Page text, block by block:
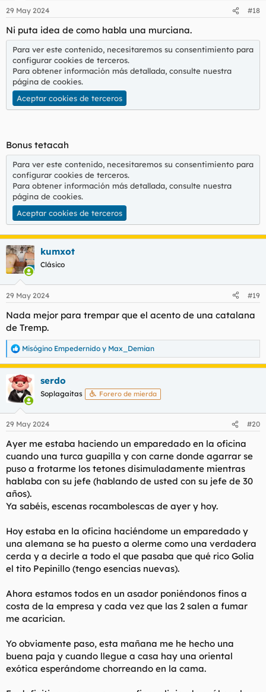
e
:
29 May 2024 #18
Ni puta idea de como habla una murciana.
Para ver este contenido, necesitaremos su consentimiento para
configurar cookies de terceros.
Para obtener información más detallada, consulte nuestra
página de cookies.
Aceptar cookies de terceros
Bonus tetacah
Para ver este contenido, necesitaremos su consentimiento para
configurar cookies de terceros.
Para obtener información más detallada, consulte nuestra
página de cookies.
Aceptar cookies de terceros
kumxot
Clásico
29 May 2024 #19
Nada mejor para trempar que el acento de una catalana
de Tremp.
R
e
a
c
c
i
e
:
Misógino Empedernido y Max_Demian
serdo
Soplagaitas Forero de mierda
29 May 2024 #20
Ayer me estaba haciendo un emparedado en la oficina
cuando una turca guapilla y con carne donde agarrar se
puso a frotarme los tetones disimuladamente mientras
hablaba con su jefe (hablando de usted con su jefe de 30
años).
Ya sabéis, escenas rocambolescas de ayer y hoy.
Hoy estaba en la oficina haciéndome un emparedado y
una alemana se ha puesto a olerme como una verdadera
cerda y a decirle a todo el que pasaba que qué rico Golia
el tito Pepinillo (tengo esencias nuevas).
Ahora estamos todos en un asador poniéndonos finos a
costa de la empresa y cada vez que las 2 salen a fumar
me acarician.
Yo obviamente paso, esta mañana me he hecho una
buena paja y cuando llegue a casa hay una oriental
exótica esperándome chorreando en la cama.